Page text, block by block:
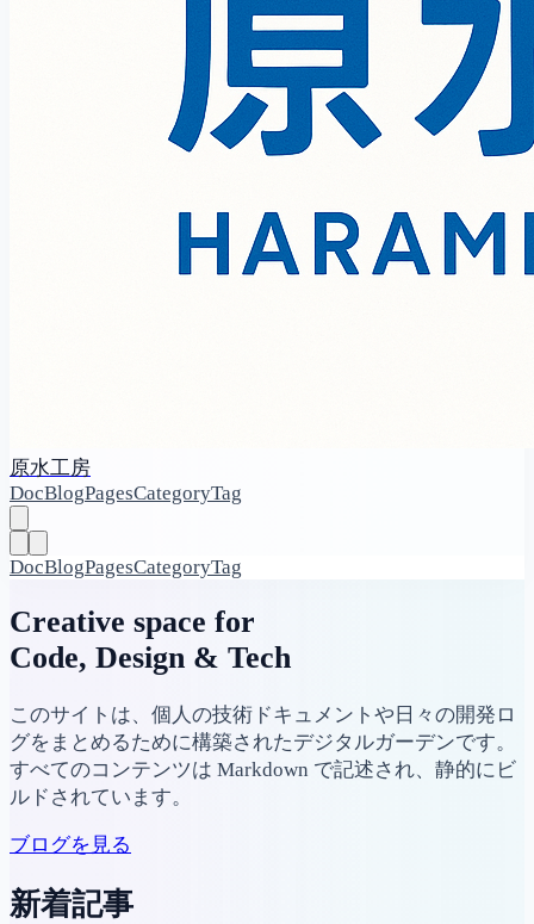
原水工房
DocBlogPagesCategoryTag
DocBlogPagesCategoryTag
Creative space for
Code, Design & Tech
このサイトは、個人の技術ドキュメントや日々の開発ロ
グをまとめるために構築されたデジタルガーデンです。
すべてのコンテンツは Markdown で記述され、静的にビ
ルドされています。
ブログを見る
新着記事